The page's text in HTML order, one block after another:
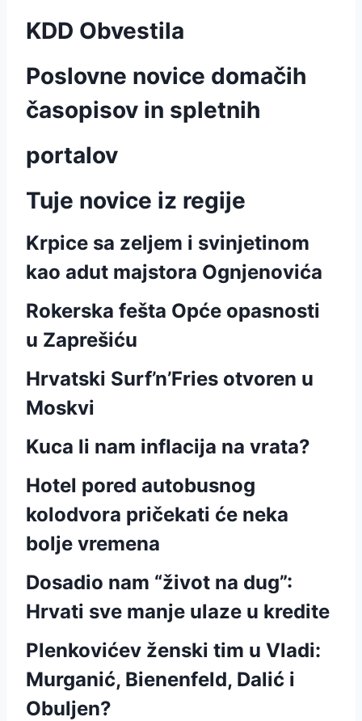
KDD Obvestila
Poslovne novice domačih
časopisov in spletnih
portalov
Tuje novice iz regije
Krpice sa zeljem i svinjetinom
kao adut majstora Ognjenovića
Rokerska fešta Opće opasnosti
u Zaprešiću
Hrvatski Surf’n’Fries otvoren u
Moskvi
Kuca li nam inflacija na vrata?
Hotel pored autobusnog
kolodvora pričekati će neka
bolje vremena
Dosadio nam “život na dug”:
Hrvati sve manje ulaze u kredite
Plenkovićev ženski tim u Vladi:
Murganić, Bienenfeld, Dalić i
Obuljen?